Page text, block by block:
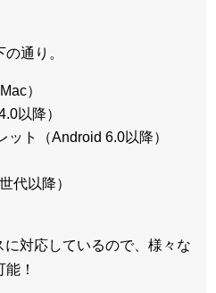
通り。
）
以降）
ト（Android 6.0以降）
代以降）
対応しているので、 様々な
！